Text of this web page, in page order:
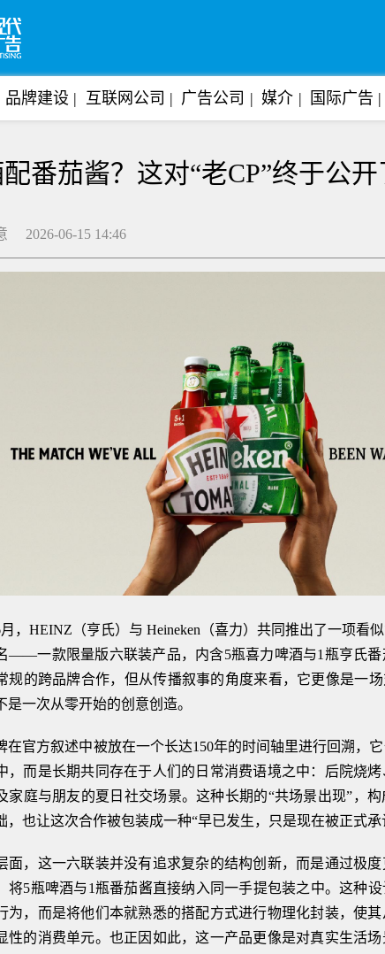
品牌建设 互联网公司 广告公司 媒介 国际广告
番茄酱？这对“老CP”终于公开
2026-06-15 14:46
月，HEINZ（亨氏）与 Heineken（喜力）共同推出了一项看
——一款限量版六联装产品，内含5瓶喜力啤酒与1瓶亨氏番
规的跨品牌合作，但从传播叙事的角度来看，它更像是一
是一次从零开始的创意创造。
在官方叙述中被放在一个长达150年的时间轴里进行回溯，
，而是长期共同存在于人们的日常消费语境之中：后院烧
家庭与朋友的夏日社交场景。这种长期的“共场景出现”，
，也让这次合作被包装成一种“早已发生，只是现在被正式承
面，这一六联装并没有追求复杂的结构创新，而是通过极
将5瓶啤酒与1瓶番茄酱直接纳入同一手提包装之中。这种
为，而是将他们本就熟悉的搭配方式进行物理化封装，使
性的消费单元。也正因如此，这一产品更像是对真实生活